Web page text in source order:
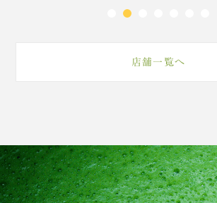
店舗一覧へ